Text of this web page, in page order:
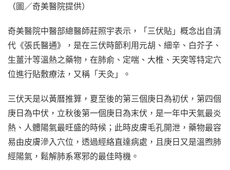
（圖／奇美醫院提供）
奇美醫院中醫部總醫師莊照宇表示，「三伏貼」概念出自清
代《張氏醫通》，是在三伏時節利用元胡、細辛、白芥子、
生薑汁等溫熱之藥物，在肺俞、定喘、大椎、天突等特定穴
位進行貼敷療法，又稱「天灸」。
三伏天是以黃曆推算，夏至後的第三個庚日為初伏，第四個
庚日為中伏，立秋後第一個庚日為末伏，是一年中天氣最炎
熱、人體陽氣最旺盛的時候；此時皮膚毛孔開泄，藥物最容
易由皮膚滲入穴位，透過經絡直達病處，且庚日又是溫煦肺
經陽氣，鬆解肺系寒邪的最佳時機。